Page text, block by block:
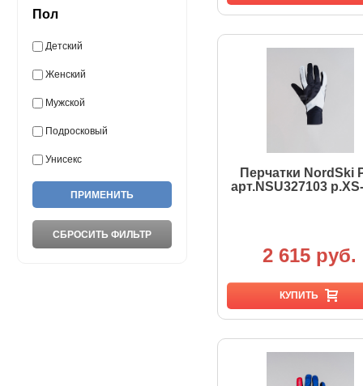
Пол
Детский
Женский
Мужской
Подросковый
Унисекс
Перчатки NordSki
арт.NSU327103
2 615 руб.
КУПИТЬ